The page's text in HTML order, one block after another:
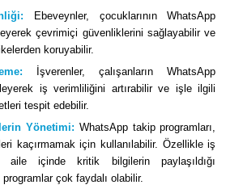
Ebeveynler, çocuklarının WhatsApp
çevrimiçi güvenliklerini sağlayabilir ve
koruyabilir.
İşverenler, çalışanların WhatsApp
iş verimliliğini artırabilir ve işle ilgili
tespit edebilir.
Yönetimi: WhatsApp takip programları,
kaçırmamak için kullanılabilir. Özellikle iş
aile içinde kritik bilgilerin paylaşıldığı
çok faydalı olabilir.